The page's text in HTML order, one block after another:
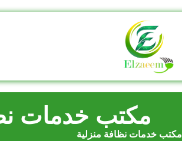
مكتب خدمات
مكتب خدمات نظافة منزلية